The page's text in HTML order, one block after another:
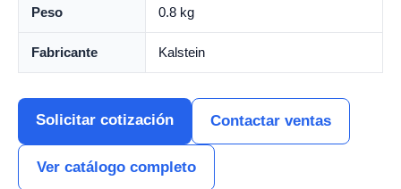
Peso 0.8 kg
Fabricante Kalstein
Solicitar cotización Contactar ventas
Ver catálogo completo